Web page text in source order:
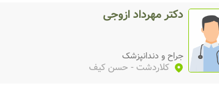
دکتر مهرداد ازوجی
جراح و دندانپزشک
کلاردشت - حسن کیف